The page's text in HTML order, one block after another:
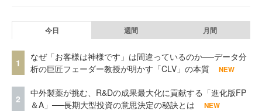
今日 週間 月間
1
なぜ「お客様は神様です」は間違っているのか──データ分
析の巨匠フェーダー教授が明かす「CLV」の本質
NEW
2
中外製薬が挑む、R&Dの成果最大化に貢献する「進化版FP
＆A」──長期大型投資の意思決定の秘訣とは
NEW